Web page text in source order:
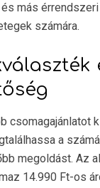
más
számára.
csomagajánlatot
a
megoldást. Az
14.990 Ft-os